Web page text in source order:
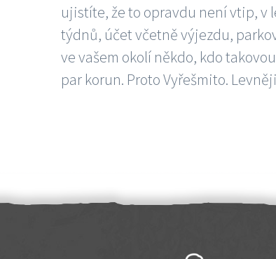
ujistíte, že to opravdu není vtip, v
týdnů, účet včetně výjezdu,
ve vašem okolí někdo, kdo
par korun. Proto Vyřešmito.